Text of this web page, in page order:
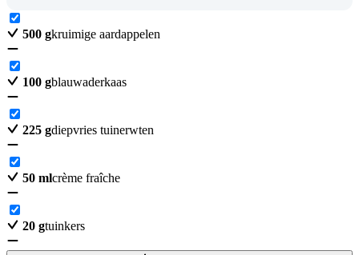
500 gkruimige aardappelen
100 gblauwaderkaas
225 gdiepvries tuinerwten
50 mlcrème fraîche
20 gtuinkers